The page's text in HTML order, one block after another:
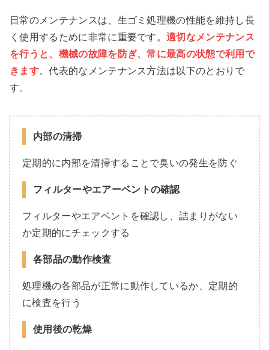
日常のメンテナンスは、生ゴミ処理機の性能を維持し長
く使用するために非常に重要です。適切なメンテナンス
を行うと、機械の故障を防ぎ、常に最高の状態で利用で
きます。代表的なメンテナンス方法は以下のとおりで
す。
内部の清掃
定期的に内部を清掃することで臭いの発生を防ぐ
フィルターやエアーベントの確認
フィルターやエアベントを確認し、詰まりがない
か定期的にチェックする
各部品の動作検査
処理機の各部品が正常に動作しているか、定期的
に検査を行う
使用後の乾燥